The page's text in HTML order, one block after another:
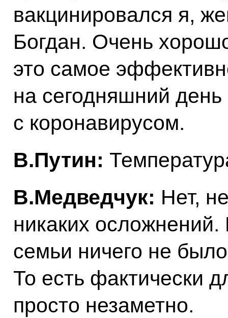
вакцинировался я,
Богдан. Очень
это самое
на сегодняшний день
с коронавирусом.
В.Путин:
В.Медведчук: Нет,
никаких
семьи ничего не
То есть фактически
просто незаметно.